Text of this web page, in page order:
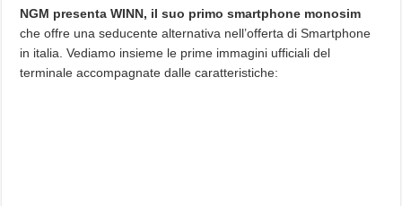
NGM presenta WINN, il suo primo smartphone monosim
che offre una seducente alternativa nell’offerta di Smartphone
in italia. Vediamo insieme le prime immagini ufficiali del
terminale accompagnate dalle caratteristiche: